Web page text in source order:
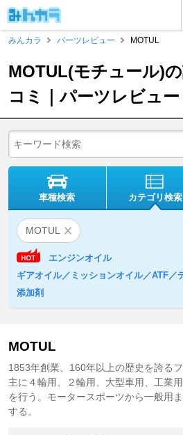
みんカラ
パーツレビュー MOTUL
MOTUL(モチュール)
コミ｜パーツレビュー
車種検索 カテゴリ検索
MOTUL
エンジンオイル
添加剤
MOTUL
1853年創業、160年以上の歴史を誇る
主に４輪用、２輪用、大型車用、工業
を行う。モータースポーツから一般用
する。